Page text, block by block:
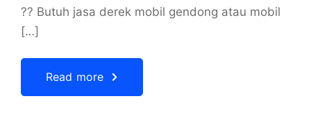
?? Butuh jasa derek mobil gendong atau mobil
[…]
Read more